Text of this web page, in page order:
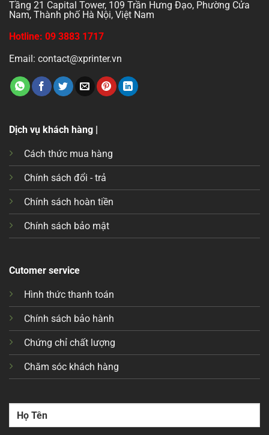
Tầng 21 Capital Tower, 109 Trần Hưng Đạo, Phường Cửa
Nam, Thành phố Hà Nội, Việt Nam
Hotline: 09 3883 1717
Email: contact@xprinter.vn
Dịch vụ khách hàng |
Cách thức mua hàng
Chính sách đổi - trả
Chính sách hoàn tiền
Chính sách bảo mật
Cutomer service
Hình thức thanh toán
Chính sách bảo hành
Chứng chỉ chất lượng
Chăm sóc khách hàng